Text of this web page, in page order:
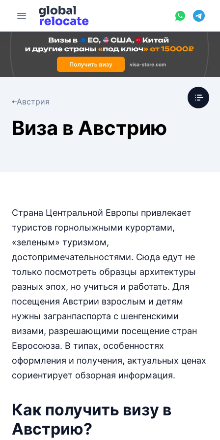
Австрия
Виза в Австрию
Страна Центральной Европы привлекает
туристов горнолыжными курортами,
«зеленым» туризмом,
достопримечательностями. Сюда едут не
только посмотреть образцы архитектуры
разных эпох, но учиться и работать. Для
посещения Австрии взрослым и детям
нужны загранпаспорта с шенгенскими
визами, разрешающими посещение стран
Евросоюза. В типах, особенностях
оформления и получения, актуальных ценах
сориентирует обзорная информация.
Как получить визу в
Австрию?